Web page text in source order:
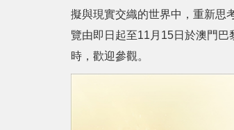
擬與現實交織的世界中，重新思
覽由即日起至11月15日於澳門
時，歡迎參觀。